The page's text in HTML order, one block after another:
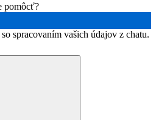
pomôcť?
spracovaním vašich údajov z chatu.